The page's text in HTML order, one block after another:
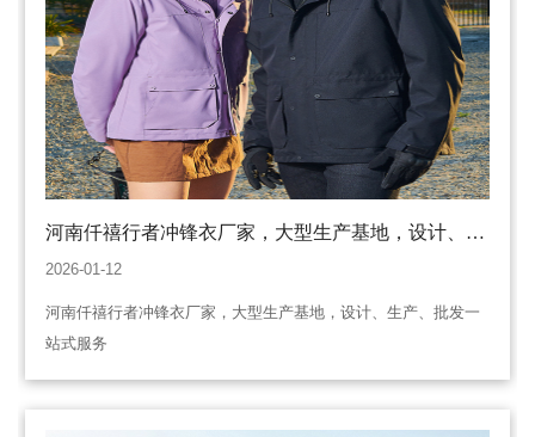
河南仟禧行者冲锋衣厂家，大型生产基地，设计、生
产、批发一站式服务
2026-01-12
河南仟禧行者冲锋衣厂家，大型生产基地，设计、生产、批发一
站式服务